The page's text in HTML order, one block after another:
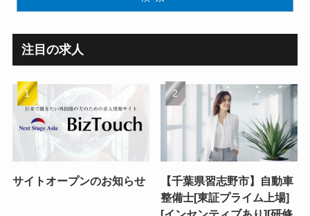
注目の求人
サイトオープンのお知らせ
【千葉県習志野市】自動車
整備士[東証プライム上場]